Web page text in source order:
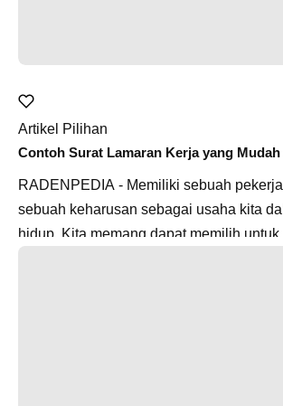
Artikel Pilihan
Contoh Surat Lamaran Kerja yang
RADENPEDIA - Memiliki sebuah pekerjaan menjadi
sebuah keharusan sebagai usaha kita
hidup. Kita memang dapat memilih untuk